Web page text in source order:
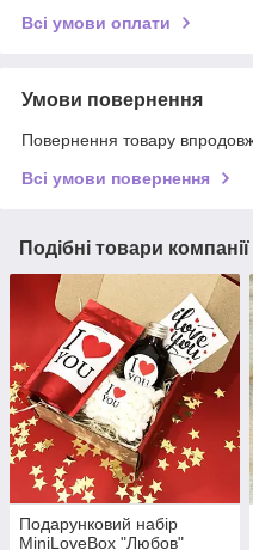
Всі умови оплати
Умови повернення
Повернення товару
Всі умови повернення
Подібні товари компанії
Подарунковий набір
MiniLoveBox "Любов"